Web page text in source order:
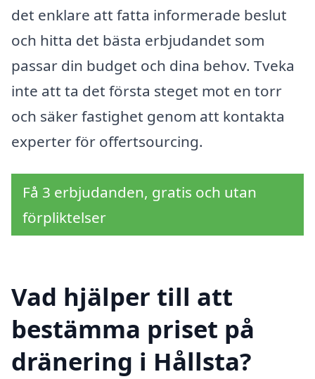
det enklare att fatta informerade beslut
och hitta det bästa erbjudandet som
passar din budget och dina behov. Tveka
inte att ta det första steget mot en torr
och säker fastighet genom att kontakta
experter för offertsourcing.
Få 3 erbjudanden, gratis och utan
förpliktelser
Vad hjälper till att
bestämma priset på
dränering i Hållsta?